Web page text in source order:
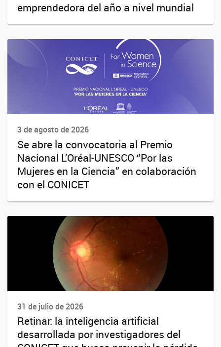
emprendedora del año a nivel mundial
3 de agosto de 2026
Se abre la convocatoria al Premio
Nacional L’Oréal-UNESCO “Por las
Mujeres en la Ciencia” en colaboración
con el CONICET
31 de julio de 2026
Retinar: la inteligencia artificial
desarrollada por investigadores del